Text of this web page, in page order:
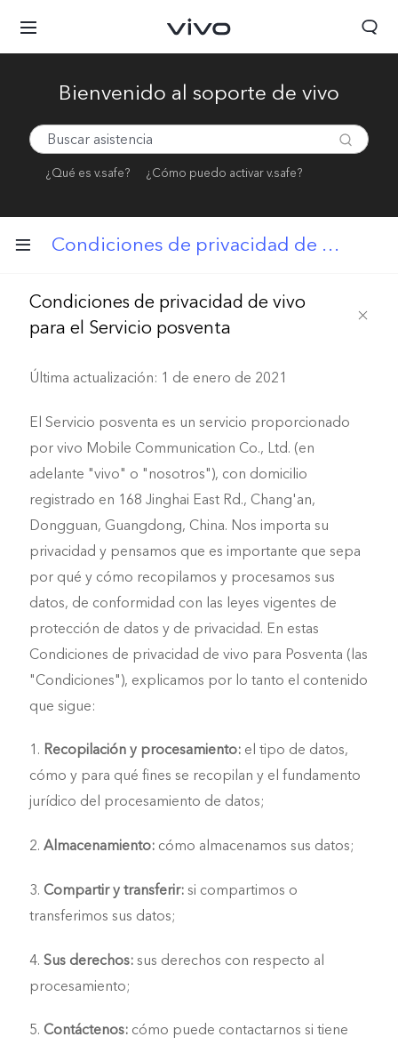
México | Seleccione país/región
Bienvenido al soporte de vivo
¿Qué es v.safe? ¿Cómo puedo activar v.safe?
Condiciones de privacidad de vivo para el Servicio posventa
Condiciones de privacidad de vivo
para el Servicio posventa
Última actualización: 1 de enero de 2021
El Servicio posventa es un servicio proporcionado
por vivo Mobile Communication Co., Ltd. (en
adelante "vivo" o "nosotros"), con domicilio
registrado en 168 Jinghai East Rd., Chang'an,
Dongguan, Guangdong, China. Nos importa su
privacidad y pensamos que es importante que sepa
por qué y cómo recopilamos y procesamos sus
datos, de conformidad con las leyes vigentes de
protección de datos y de privacidad. En estas
Condiciones de privacidad de vivo para Posventa (las
"Condiciones"), explicamos por lo tanto el contenido
que sigue:
1. Recopilación y procesamiento: el tipo de datos,
cómo y para qué fines se recopilan y el fundamento
jurídico del procesamiento de datos;
2.Almacenamiento: cómo almacenamos sus datos;
3. Compartir y transferir:si compartimos o
transferimos sus datos;
4.Sus derechos:sus derechos con respecto al
procesamiento;
5. Contáctenos: cómo puede contactarnos si tiene